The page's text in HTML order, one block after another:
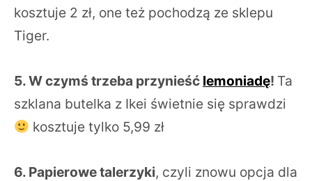
kosztuje 2 zł, one też pochodzą ze sklepu
Tiger.
5. W czymś trzeba przynieść lemoniadę! Ta
szklana butelka z Ikei świetnie się sprawdzi
kosztuje tylko 5,99 zł
6. Papierowe talerzyki, czyli znowu opcja dla